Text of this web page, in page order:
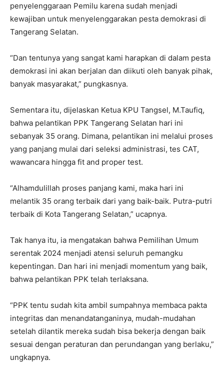
penyelenggaraan Pemilu karena sudah menjadi
kewajiban untuk menyelenggarakan pesta demokrasi di
Tangerang Selatan.
“Dan tentunya yang sangat kami harapkan di dalam pesta
demokrasi ini akan berjalan dan diikuti oleh banyak pihak,
banyak masyarakat,” pungkasnya.
Sementara itu, dijelaskan Ketua KPU Tangsel, M.Taufiq,
bahwa pelantikan PPK Tangerang Selatan hari ini
sebanyak 35 orang. Dimana, pelantikan ini melalui proses
yang panjang mulai dari seleksi administrasi, tes CAT,
wawancara hingga fit and proper test.
“Alhamdulillah proses panjang kami, maka hari ini
melantik 35 orang terbaik dari yang baik-baik. Putra-putri
terbaik di Kota Tangerang Selatan,” ucapnya.
Tak hanya itu, ia mengatakan bahwa Pemilihan Umum
serentak 2024 menjadi atensi seluruh pemangku
kepentingan. Dan hari ini menjadi momentum yang baik,
bahwa pelantikan PPK telah terlaksana.
“PPK tentu sudah kita ambil sumpahnya membaca pakta
integritas dan menandatanganinya, mudah-mudahan
setelah dilantik mereka sudah bisa bekerja dengan baik
sesuai dengan peraturan dan perundangan yang berlaku,”
ungkapnya.